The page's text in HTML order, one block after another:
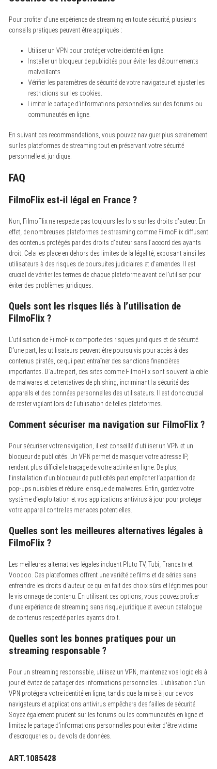
Pour profiter d’une expérience de streaming en toute sécurité, plusieurs
conseils pratiques peuvent être appliqués :
Utiliser un VPN pour protéger votre identité en ligne.
Installer un bloqueur de publicités pour éviter les détournements
malveillants.
Vérifier les paramètres de sécurité de votre navigateur et ajuster les
restrictions sur les cookies.
Limiter le partage d’informations personnelles sur des forums ou
communautés en ligne.
En suivant ces recommandations, vous pouvez naviguer plus sereinement
sur les plateformes de streaming tout en préservant votre sécurité
personnelle et juridique.
FAQ
FilmoFlix est-il légal en France ?
Non, FilmoFlix ne respecte pas toujours les lois sur les droits d’auteur. En
effet, de nombreuses plateformes de streaming comme FilmoFlix diffusent
des contenus protégés par des droits d’auteur sans l’accord des ayants
droit. Cela les place en dehors des limites de la légalité, exposant ainsi les
utilisateurs à des risques de poursuites judiciaires et d’amendes. Il est
crucial de vérifier les termes de chaque plateforme avant de l’utiliser pour
éviter des problèmes juridiques.
Quels sont les risques liés à l’utilisation de
FilmoFlix ?
L’utilisation de FilmoFlix comporte des risques juridiques et de sécurité.
D’une part, les utilisateurs peuvent être poursuivis pour accès à des
contenus piratés, ce qui peut entraîner des sanctions financières
importantes. D’autre part, des sites comme FilmoFlix sont souvent la cible
de malwares et de tentatives de phishing, incriminant la sécurité des
appareils et des données personnelles des utilisateurs. Il est donc crucial
de rester vigilant lors de l’utilisation de telles plateformes.
Comment sécuriser ma navigation sur FilmoFlix ?
Pour sécuriser votre navigation, il est conseillé d’utiliser un VPN et un
bloqueur de publicités. Un VPN permet de masquer votre adresse IP,
rendant plus difficile le traçage de votre activité en ligne. De plus,
l’installation d’un bloqueur de publicités peut empêcher l’apparition de
pop-ups nuisibles et réduire le risque de malwares. Enfin, gardez votre
système d’exploitation et vos applications antivirus à jour pour protéger
votre appareil contre les menaces potentielles.
Quelles sont les meilleures alternatives légales à
FilmoFlix ?
Les meilleures alternatives légales incluent Pluto TV, Tubi, France.tv et
Voodoo. Ces plateformes offrent une variété de films et de séries sans
enfreindre les droits d’auteur, ce qui en fait des choix sûrs et légitimes pour
le visionnage de contenu. En utilisant ces options, vous pouvez profiter
d’une expérience de streaming sans risque juridique et avec un catalogue
de contenus respecté par les ayants droit.
Quelles sont les bonnes pratiques pour un
streaming responsable ?
Pour un streaming responsable, utilisez un VPN, maintenez vos logiciels à
jour et évitez de partager des informations personnelles. L’utilisation d’un
VPN protégera votre identité en ligne, tandis que la mise à jour de vos
navigateurs et applications antivirus empêchera des failles de sécurité.
Soyez également prudent sur les forums ou les communautés en ligne et
limitez le partage d’informations personnelles pour éviter d’être victime
d’escroqueries ou de vols de données.
ART.1085428